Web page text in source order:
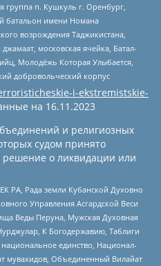
группа п. Кушкуль г. Оренбург,
батальон имени Номана
возрождения Таджикистана,
московская ячейка, Батал-
Молодёжь Которая Улыбается,
добровольческий корпус
i-ekstremistskie-
на 16.11.2023
и религиозных
судом принято
решение о ликвидации или
РА, Рада земли Кубанской Духовно
Управления Асгардской Веси
Веды Перуна, Мужская Духовная
К Богодержавию, Таблиги
единство, Национал-
мувахидов, Объединенный Вилайат